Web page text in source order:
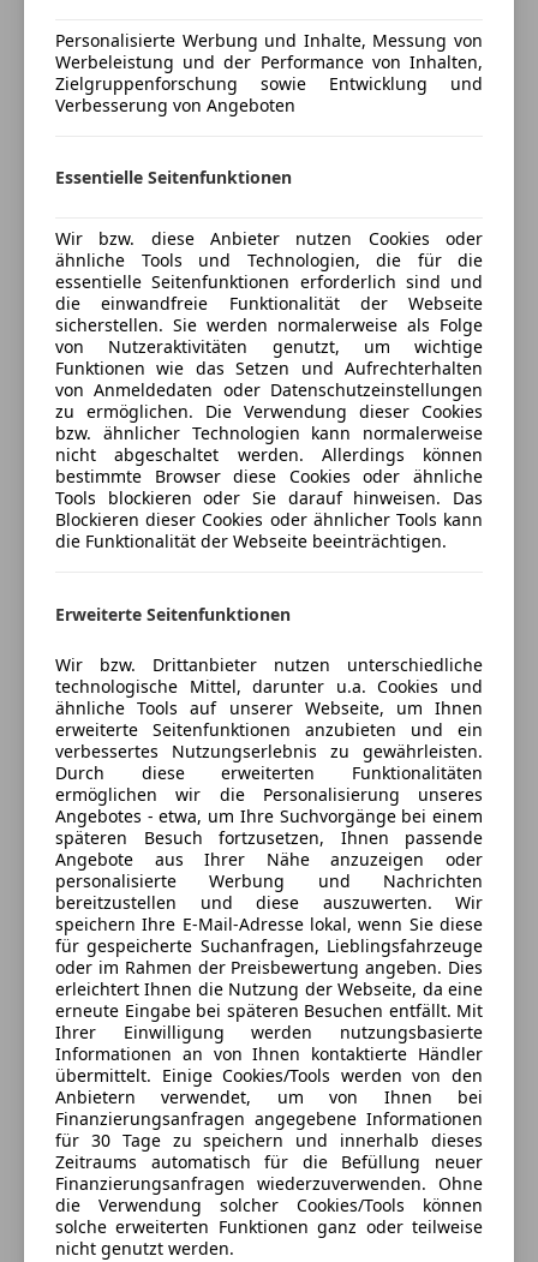
Feeling. Perfekt für sonnige Ausfahrten oder als
Einstieg in die Oldtimer-Szene.
• Modell: MX-5 NA
• Getriebe: manuell
• Farbe: Rot
• Kilometerstand: 158,000
Ausstattung & Highlights:
• Kultige Klappscheinwerfer 😍
• Klassisches Roadster-Design
• Direktes Fahrgefühl – unverfälscht & ehrlich
• Leicht und agil – Fahrspaß pur
• Perfekt für Sommer und Wochenendtrips
Wurde stets gut behandelt und macht technisch wie
Sonstiges:
Ein echter Liebhaberwagen mit
Wertsteigerungspotenzial.
Ideal für Sammler oder alle, die puren Fahrspaß
suchen.
💰 Preis: 11,500 VB
📍 Standort: Telfs 6410
Bei Interesse gerne melden!
Mehr anzeigen
Versicherung
Kfz-Versicherung
Versicherungsschutz an Ihre Bedürfnisse
anpassen
Freischaden-Gutschein ab Stufe 0
Auto einfach online versichern & Rabatt holen
Jetzt berechnen
Anbieter kontaktieren
Deine Nachricht
3 ähnliche Fahrzeuge gefunden
Ich erlaube den Händlern dieser
Fahrzeuge mich zu kontaktieren.
Dein Name
Personalisierte Werbung und Inhalte, Messung von
Werbeleistung und der Performance von Inhalten,
Zielgruppenforschung sowie Entwicklung und
Verbesserung von Angeboten
Essentielle Seitenfunktionen
Wir bzw. diese Anbieter nutzen Cookies oder
ähnliche Tools und Technologien, die für die
essentielle Seitenfunktionen erforderlich sind und
die einwandfreie Funktionalität der Webseite
sicherstellen. Sie werden normalerweise als Folge
von Nutzeraktivitäten genutzt, um wichtige
Funktionen wie das Setzen und Aufrechterhalten
von Anmeldedaten oder Datenschutzeinstellungen
zu ermöglichen. Die Verwendung dieser Cookies
bzw. ähnlicher Technologien kann normalerweise
nicht abgeschaltet werden. Allerdings können
bestimmte Browser diese Cookies oder ähnliche
Tools blockieren oder Sie darauf hinweisen. Das
Blockieren dieser Cookies oder ähnlicher Tools kann
die Funktionalität der Webseite beeinträchtigen.
Erweiterte Seitenfunktionen
Wir bzw. Drittanbieter nutzen unterschiedliche
technologische Mittel, darunter u.a. Cookies und
ähnliche Tools auf unserer Webseite, um Ihnen
erweiterte Seitenfunktionen anzubieten und ein
verbessertes Nutzungserlebnis zu gewährleisten.
Durch diese erweiterten Funktionalitäten
ermöglichen wir die Personalisierung unseres
Angebotes - etwa, um Ihre Suchvorgänge bei einem
späteren Besuch fortzusetzen, Ihnen passende
Angebote aus Ihrer Nähe anzuzeigen oder
personalisierte Werbung und Nachrichten
bereitzustellen und diese auszuwerten. Wir
speichern Ihre E-Mail-Adresse lokal, wenn Sie diese
für gespeicherte Suchanfragen, Lieblingsfahrzeuge
oder im Rahmen der Preisbewertung angeben. Dies
erleichtert Ihnen die Nutzung der Webseite, da eine
erneute Eingabe bei späteren Besuchen entfällt. Mit
Ihrer Einwilligung werden nutzungsbasierte
Informationen an von Ihnen kontaktierte Händler
übermittelt. Einige Cookies/Tools werden von den
Anbietern verwendet, um von Ihnen bei
Finanzierungsanfragen angegebene Informationen
für 30 Tage zu speichern und innerhalb dieses
Zeitraums automatisch für die Befüllung neuer
Finanzierungsanfragen wiederzuverwenden. Ohne
die Verwendung solcher Cookies/Tools können
solche erweiterten Funktionen ganz oder teilweise
nicht genutzt werden.